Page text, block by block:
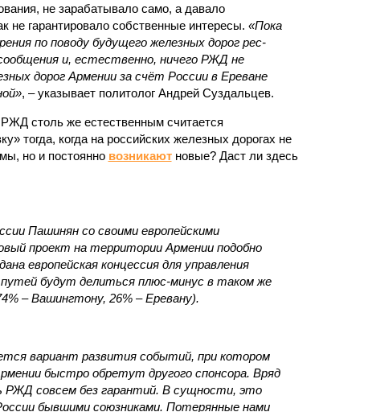
не зарабатывало само, а давало
не гарантировало собственные интересы. «Пока
по поводу будущего железных дорог рес­
и, естественно, ничего РЖД не
дорог Армении за счёт России в Ереване
, – указывает политолог Андрей Суздальцев.
столь же естественным считается
тогда, когда на российских железных дорогах не
но и постоянно возникаютновые? Даст ли здесь
Пашинян со своими европейскими
проект на территории Армении подобно
европейская концессия для управления
будут делиться плюс-минус в таком же
– Вашингтону, 26% – Еревану).
вариант развития событий, при котором
быстро обретут другого спонсора. Вряд
РЖД совсем без гарантий. В сущности, это
бывшими союзниками. Потерянные нами